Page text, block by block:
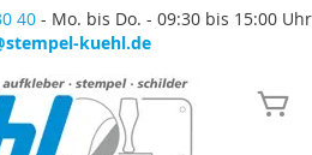
40- Mo. bis Do. - 09:30 bis 15:00 Uhr
kuehl.de
Zum
Inhalt
springen